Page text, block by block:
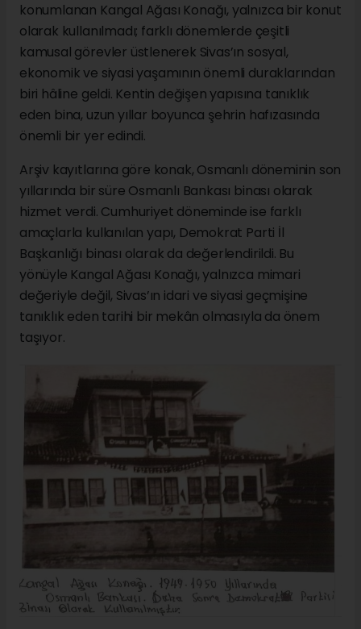
konumlanan Kangal Ağası Konağı, yalnızca bir konut
olarak kullanılmadı; farklı dönemlerde çeşitli
kamusal görevler üstlenerek Sivas’ın sosyal,
ekonomik ve siyasi yaşamının önemli duraklarından
biri hâline geldi. Kentin değişen yapısına tanıklık
eden bina, uzun yıllar boyunca şehrin hafızasında
önemli bir yer edindi.
Arşiv kayıtlarına göre konak, Osmanlı döneminin son
yıllarında bir süre Osmanlı Bankası binası olarak
hizmet verdi. Cumhuriyet döneminde ise farklı
amaçlarla kullanılan yapı, Demokrat Parti İl
Başkanlığı binası olarak da değerlendirildi. Bu
yönüyle Kangal Ağası Konağı, yalnızca mimari
değeriyle değil, Sivas’ın idari ve siyasi geçmişine
tanıklık eden tarihi bir mekân olmasıyla da önem
taşıyor.